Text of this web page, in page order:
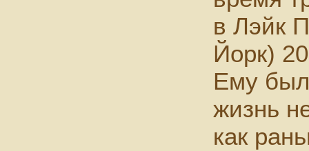
в Лэйк
Йорк)
Ему
жизнь
как